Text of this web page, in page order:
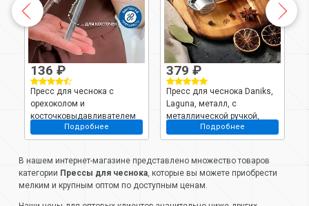
136 ₽
Пресс для чеснока с
орехоколом и
косточковыдавливателем
Подробнее
379 ₽
Пресс для чеснока Daniks,
Laguna, металл, с
металлической ручкой,
хром, S-Z90714
Подробнее
В нашем интернет-магазине представлено множество товаров
категории Прессы для чеснока , которые вы можете приобрести
мелким и крупным оптом по доступным ценам.